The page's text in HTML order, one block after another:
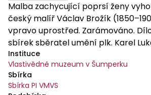
Malba zachycující poprsí ženy
český malíř Václav Brožík
vpravo uprostřed. Zarámováno.
sbírek sběratel umění plk. Karel
Instituce
Vlastivědné muzeum v Šumperku
Sbírka
Sbírka PI VMVS